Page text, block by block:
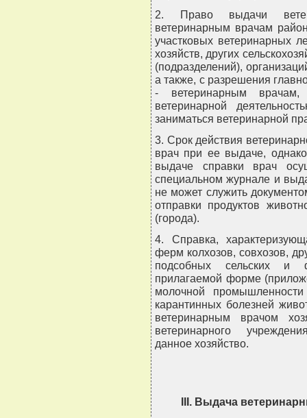
2. Право выдачи
ветеринарным врачам
участковых ветеринарных
хозяйств, других
(подразделений),
а также, с разрешения
- ветеринарным врачам,
ветеринарной
заниматься ветеринарной
3. Срок действия
врач при ее выдаче,
выдаче справки врач
специальном журнале и
не может служить
отправки продуктов
(города).
4. Справка,
ферм колхозов, совхозов,
подсобных сельских и
прилагаемой форме
молочной
карантинных болезней
ветеринарным врачом
ветеринарного
данное хозяйство.
III. Выдача